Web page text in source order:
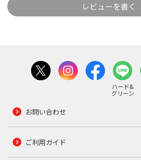
レビューを書く
ハード&
グリーン
お問い合わせ
ご利用ガイド